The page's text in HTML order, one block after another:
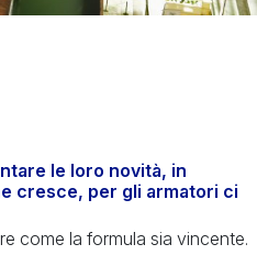
le loro novità, in
cresce, per gli armatori ci
come la formula sia vincente.